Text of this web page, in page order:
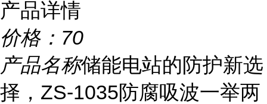
产品详情
价格： 70
产品名称储能电站的防护新选
择，ZS-1035防腐吸波一举两